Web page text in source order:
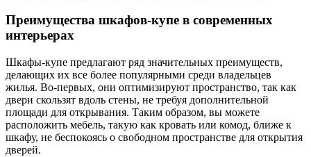
Преимущества шкафов-купе в современных
интерьерах
Шкафы-купе предлагают ряд значительных преимуществ,
делающих их все более популярными среди владельцев
жилья. Во-первых, они оптимизируют пространство, так как
двери скользят вдоль стены, не требуя дополнительной
площади для открывания. Таким образом, вы можете
расположить мебель, такую как кровать или комод, ближе к
шкафу, не беспокоясь о свободном пространстве для открытия
дверей.